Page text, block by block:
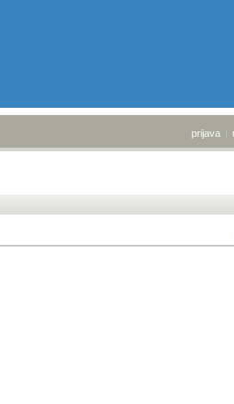
prijava |